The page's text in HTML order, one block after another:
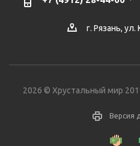
г. Рязань, ул.
2026 © Хрустальный мир
Версия